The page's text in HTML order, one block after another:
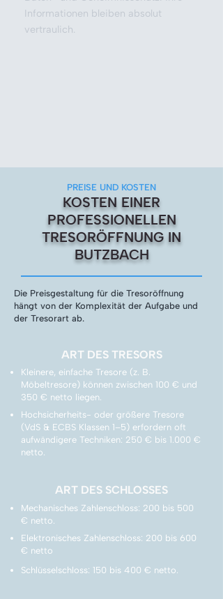
Informationen bleiben absolut
vertraulich.
PREISE UND KOSTEN
KOSTEN EINER
PROFESSIONELLEN
TRESORÖFFNUNG IN
BUTZBACH
Die Preisgestaltung für die Tresoröffnung
hängt von der Komplexität der Aufgabe und
der Tresorart ab.
ART DES TRESORS
Kleinere, einfache Tresore (z. B.
Möbeltresore) können zwischen 100 € und
350 € netto liegen.
Hochsicherheits- oder größere Tresore
(VdS & ECBS Klassen 1–5) erfordern oft
aufwändigere Techniken: 250 € bis 1.000 €
netto.
ART DES SCHLOSSES
Mechanisches Zahlenschloss: 200 bis 500
€ netto.
Elektronisches Zahlenschloss: 200 bis 600
€ netto
Schlüsselschloss: 150 bis 400 € netto.